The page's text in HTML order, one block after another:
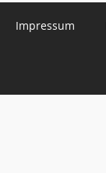
Impressum